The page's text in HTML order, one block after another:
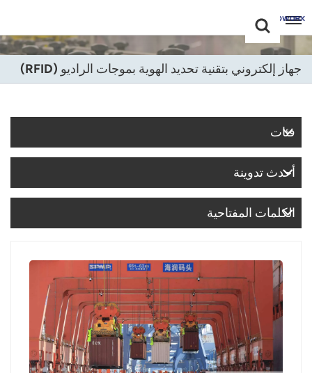
+86 -18681515767
English
Français
Deutsch
Italiano
Português
Nederland
عربي
日语
جهاز إلكتروني بتقنية تحديد الهوية بموجات الراديو (RFID)
فئات
أحدث تدوينة
الكلمات المفتاحية